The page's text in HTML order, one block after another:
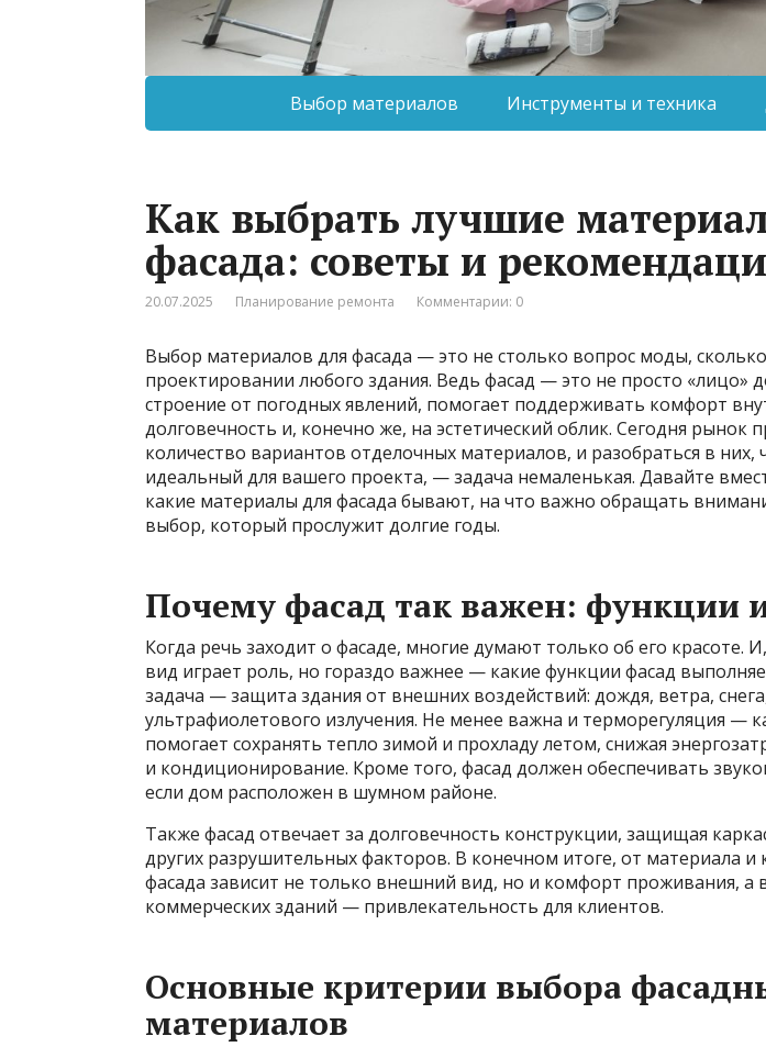
Выбор материалов Инструменты и техника
Как выбрать лучшие
фасада: советы и
20.07.2025 Планирование ремонта Комментарии: 0
Выбор материалов для фасада — это не столько вопрос моды,
проектировании любого здания. Ведь фасад — это не просто «лицо»
строение от погодных явлений, помогает поддерживать комфорт
долговечность и, конечно же, на эстетический облик. Сегодня рынок
количество вариантов отделочных материалов, и разобраться в них,
идеальный для вашего проекта, — задача немаленькая. Давайте
какие материалы для фасада бывают, на что важно обращать
выбор, который прослужит долгие годы.
Почему фасад так важен: функции
Когда речь заходит о фасаде, многие думают только об его красоте.
вид играет роль, но гораздо важнее — какие функции фасад
задача — защита здания от внешних воздействий: дождя, ветра,
ультрафиолетового излучения. Не менее важна и терморегуляция —
помогает сохранять тепло зимой и прохладу летом, снижая
и кондиционирование. Кроме того, фасад должен обеспечивать
если дом расположен в шумном районе.
Также фасад отвечает за долговечность конструкции, защищая
других разрушительных факторов. В конечном итоге, от материала и
фасада зависит не только внешний вид, но и комфорт проживания, а
коммерческих зданий — привлекательность для клиентов.
Основные критерии выбора
материалов